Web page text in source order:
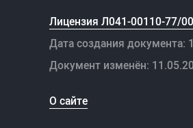
Лицензия Л041-00110-77/
Дата создания документа:
Документ изменён:
О сайте